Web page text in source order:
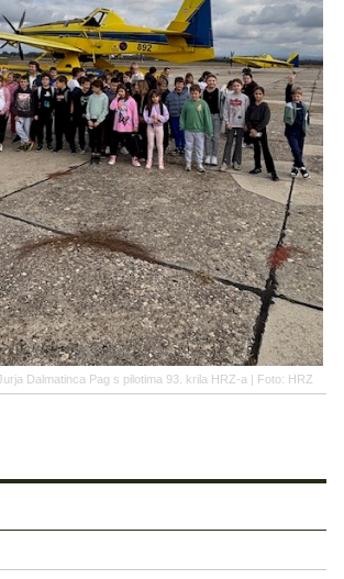
Dalmatinca Pag s pilotima 93. krila HRZ-a | Foto: HRZ